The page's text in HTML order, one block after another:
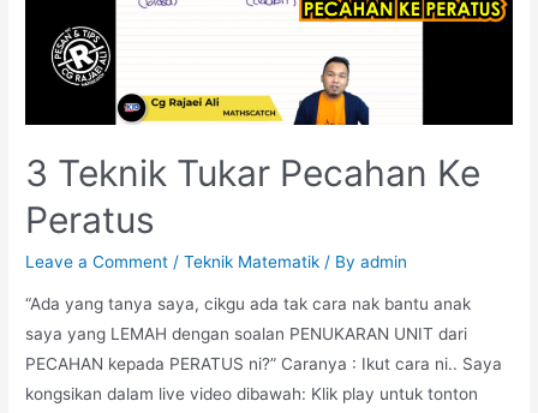
Kelas
Matematik
3 Teknik Tukar Pecahan Ke
Peratus
Leave a Comment /Teknik Matematik / Byadmin
“Ada yang tanya saya, cikgu ada tak cara nak bantu anak
saya yang LEMAH dengan soalan PENUKARAN UNIT dari
PECAHAN kepada PERATUS ni?” Caranya : Ikut cara ni.. Saya
kongsikan dalam live video dibawah: Klik play untuk tonton